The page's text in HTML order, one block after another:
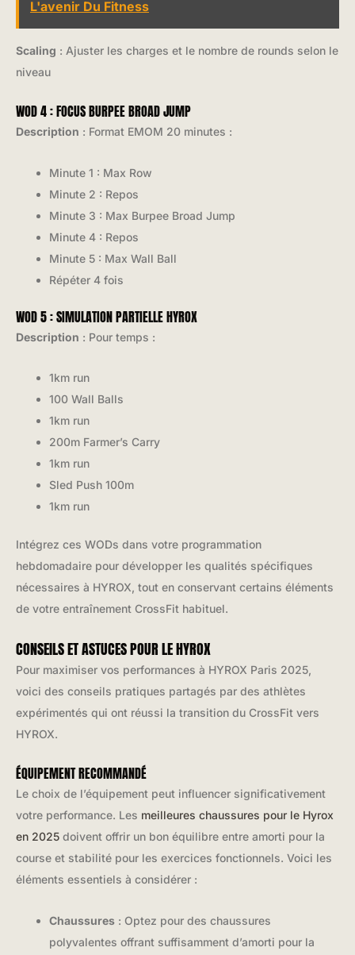
L'avenir Du Fitness
Scaling : Ajuster les charges et le nombre de rounds selon le
niveau
WOD 4 : FOCUS BURPEE BROAD JUMP
Description : Format EMOM 20 minutes :
Minute 1 : Max Row
Minute 2 : Repos
Minute 3 : Max Burpee Broad Jump
Minute 4 : Repos
Minute 5 : Max Wall Ball
Répéter 4 fois
WOD 5 : SIMULATION PARTIELLE HYROX
Description : Pour temps :
1km run
100 Wall Balls
1km run
200m Farmer’s Carry
1km run
Sled Push 100m
1km run
Intégrez ces WODs dans votre programmation
hebdomadaire pour développer les qualités spécifiques
nécessaires à HYROX, tout en conservant certains éléments
de votre entraînement CrossFit habituel.
CONSEILS ET ASTUCES POUR LE HYROX
Pour maximiser vos performances à HYROX Paris 2025,
voici des conseils pratiques partagés par des athlètes
expérimentés qui ont réussi la transition du CrossFit vers
HYROX.
ÉQUIPEMENT RECOMMANDÉ
Le choix de l’équipement peut influencer significativement
votre performance. Les meilleures chaussures pour le Hyrox
en 2025 doivent offrir un bon équilibre entre amorti pour la
course et stabilité pour les exercices fonctionnels. Voici les
éléments essentiels à considérer :
Chaussures : Optez pour des chaussures
polyvalentes offrant suffisamment d’amorti pour la